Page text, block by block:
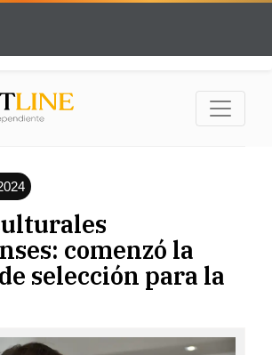
comenzó la
selección para la